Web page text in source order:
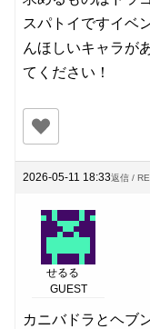
スパトイですイベ
んほしいキャラが
てください！
2026-05-11 18:33返信 /
せるる
GUEST
カニバドラとヘブ